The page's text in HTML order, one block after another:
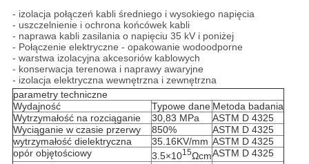
- izolacja połączeń kabli średniego i wysokiego napięcia
- uszczelnienie i ochrona końcówek kabli
- naprawa kabli zasilania o napięciu 35 kV i poniżej
- Połączenie elektryczne - opakowanie wodoodporne
- warstwa izolacyjna akcesoriów kablowych
- konserwacja terenowa i naprawy awaryjne
- izolacja elektryczna wewnętrzna i zewnętrzna
parametry techniczne
Wydajność
Typowe dane Metoda badania
Wytrzymałość na rozciąganie
30,83 MPa
ASTM D 4325
Wyciąganie w czasie przerwy
850%
ASTM D 4325
wytrzymałość dielektryczna
35.16KV/mm ASTM D 4325
opór objętościowy
3.5×1015ΩcmASTM D 4325